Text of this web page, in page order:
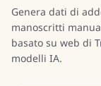
Genera dati di
manoscritti
basato su web di
modelli IA.